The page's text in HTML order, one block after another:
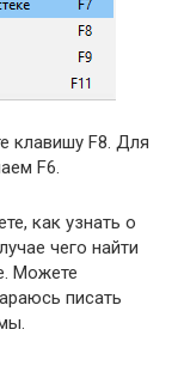
клавишу F8. Для
F6.
как узнать о
чего найти
Можете
писать